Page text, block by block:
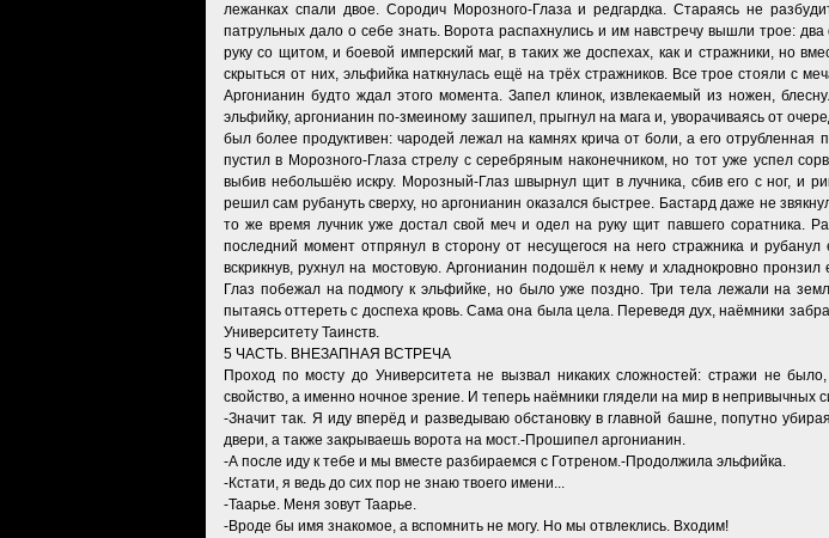
лежанках спали двое. Сородич Морозного-Глаза и редгардка. Стараясь не
патрульных дало о себе знать. Ворота распахнулись и им навстречу вышли трое:
руку со щитом, и боевой имперский маг, в таких же доспехах, как и стражники, но
скрыться от них, эльфийка наткнулась ещё на трёх стражников. Все трое стояли с
Аргонианин будто ждал этого момента. Запел клинок, извлекаемый из ножен,
эльфийку, аргонианин по-змеиному зашипел, прыгнул на мага и, уворачиваясь от
был более продуктивен: чародей лежал на камнях крича от боли, а его отрубленная
пустил в Морозного-Глаза стрелу с серебряным наконечником, но тот уже успел
выбив небольшёю искру. Морозный-Глаз швырнул щит в лучника, сбив его с ног, и
решил сам рубануть сверху, но аргонианин оказался быстрее. Бастард даже не
то же время лучник уже достал свой меч и одел на руку щит павшего соратника.
последний момент отпрянул в сторону от несущегося на него стражника и
вскрикнув, рухнул на мостовую. Аргонианин подошёл к нему и хладнокровно
Глаз побежал на подмогу к эльфийке, но было уже поздно. Три тела лежали на
пытаясь оттереть с доспеха кровь. Сама она была цела. Переведя дух, наёмники
Университету Таинств.
5 ЧАСТЬ. ВНЕЗАПНАЯ ВСТРЕЧА
Проход по мосту до Университета не вызвал никаких сложностей: стражи не
свойство, а именно ночное зрение. И теперь наёмники глядели на мир в
-Значит так. Я иду вперёд и разведываю обстановку в главной башне, попутно
двери, а также закрываешь ворота на мост.-Прошипел аргонианин.
-А после иду к тебе и мы вместе разбираемся с Готреном.-Продолжила эльфийка.
-Кстати, я ведь до сих пор не знаю твоего имени...
-Таарье. Меня зовут Таарье.
-Вроде бы имя знакомое, а вспомнить не могу. Но мы отвлеклись. Входим!